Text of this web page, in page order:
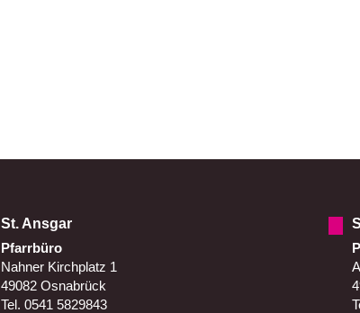
St. Ansgar
Pfarrbüro
Nahner Kirchplatz 1
49082 Osnabrück
Tel. 0541 5829843